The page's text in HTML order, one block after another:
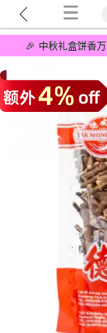
🎉 中秋礼盒饼香